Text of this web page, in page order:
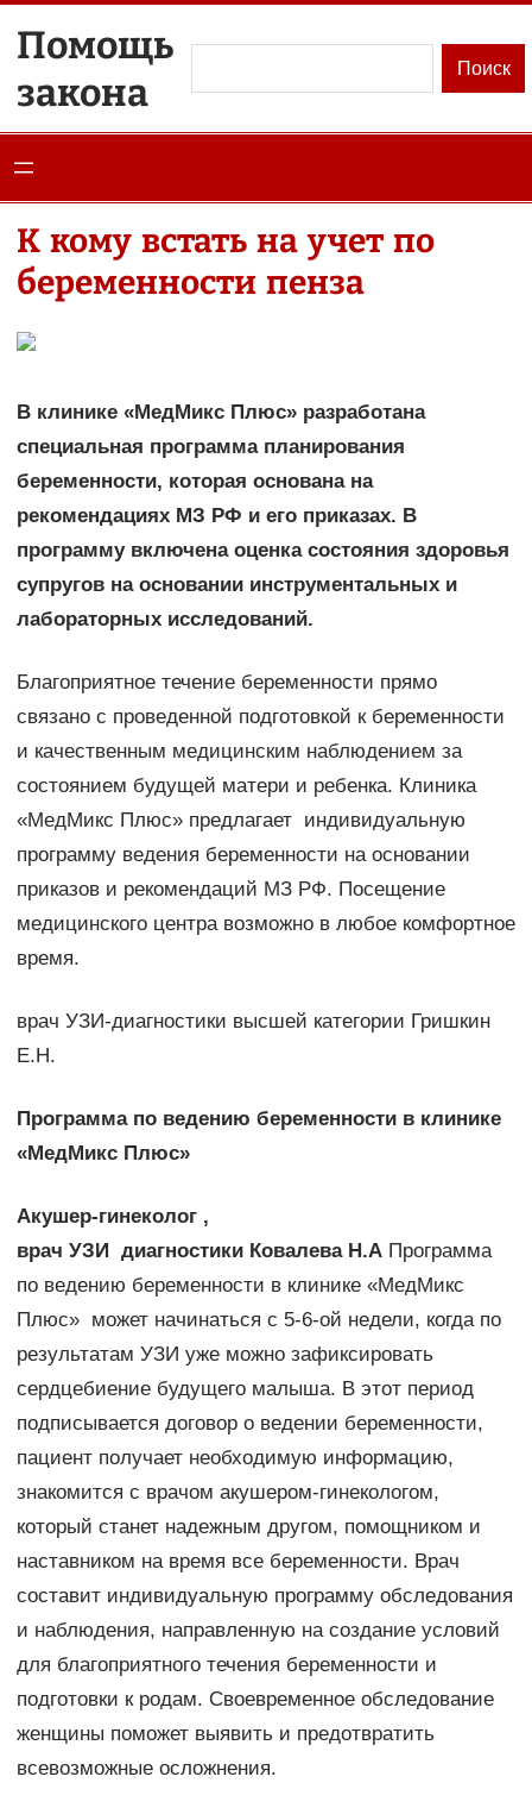
содержимому
Помощь
закона
Поиск
К кому встать на учет по
беременности пенза
В клинике «МедМикс Плюс» разработана
специальная программа планирования
беременности, которая основана на
рекомендациях МЗ РФ и его приказах. В
программу включена оценка состояния здоровья
супругов на основании инструментальных и
лабораторных исследований.
Благоприятное течение беременности прямо
связано с проведенной подготовкой к беременности
и качественным медицинским наблюдением за
состоянием будущей матери и ребенка. Клиника
«МедМикс Плюс» предлагает индивидуальную
программу ведения беременности на основании
приказов и рекомендаций МЗ РФ. Посещение
медицинского центра возможно в любое комфортное
время.
врач УЗИ-диагностики высшей категории Гришкин
Е.Н.
Программа по ведению беременности в клинике
«МедМикс Плюс»
Акушер-гинеколог ,
врач УЗИ диагностики Ковалева Н.АПрограмма
по ведению беременности в клинике «МедМикс
Плюс» может начинаться с 5-6-ой недели, когда по
результатам УЗИ уже можно зафиксировать
сердцебиение будущего малыша. В этот период
подписывается договор о ведении беременности,
пациент получает необходимую информацию,
знакомится с врачом акушером-гинекологом,
который станет надежным другом, помощником и
наставником на время все беременности. Врач
составит индивидуальную программу обследования
и наблюдения, направленную на создание условий
для благоприятного течения беременности и
подготовки к родам. Своевременное обследование
женщины поможет выявить и предотвратить
всевозможные осложнения.